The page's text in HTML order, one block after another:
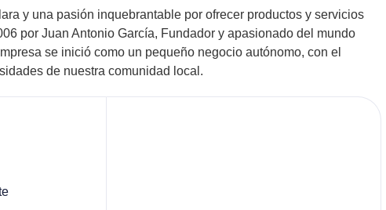
y una pasión inquebrantable por ofrecer productos y servicios
por Juan Antonio García, Fundador y apasionado del mundo
se inició como un pequeño negocio autónomo, con el
de nuestra comunidad local.